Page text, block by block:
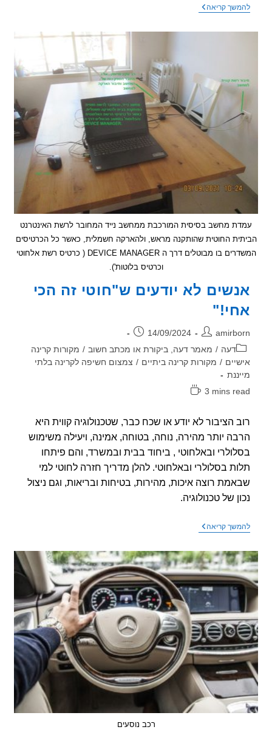
קריאהסלולרי
מחשב בסיסית המורכבת ממחשב נייד המחובר לרשת האינטרנט
החוטית שהותקנה מראש, ולהארקה חשמלית, כאשר כל הכרטיסים
המשדרים בו מבוטלים דרך ה DEVICE MANAGER ( כרטיס רשת אלחוטי
וכרטיס בלוטות').
לא יודעים ש"חוטי זה הכי
פורסם:
14/09/2024
מאמר דעה, ביקורת או מכתב חשוב / מקורות קרינה
מקורות קרינה ביתיים / צמצום חשיפה לקרינה בלתי
3 mins
הציבור לא יודע או שכח כבר, שטכנולוגיה קווית היא
יותר מהירה, נוחה, בטוחה, אמינה, ויעילה משימוש
ובאלחוטי , ביחוד בבית ובמשרד, והם פיתחו
בסלולרי ובאלחוטי. להלן מדריך חזרה לחוטי למי
רוצה איכות, מהירות, בטיחות ובריאות, וגם ניצול
של טכנולוגיה.
קריאהאנשים
ש"חוטי
זה
הכי
אחי!"
רכב נוסעים